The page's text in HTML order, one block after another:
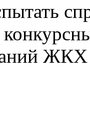
ЖКХ